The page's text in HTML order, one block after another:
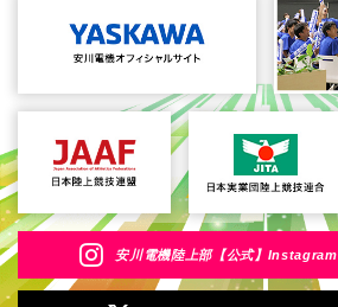
安川電機陸上部【公式】Instagram